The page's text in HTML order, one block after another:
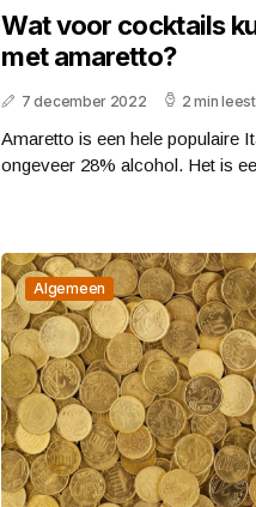
Wat voor cocktails
met amaretto?
7 december 2022 2 min
Amaretto is een hele populaire
ongeveer 28% alcohol. Het is
Algemeen